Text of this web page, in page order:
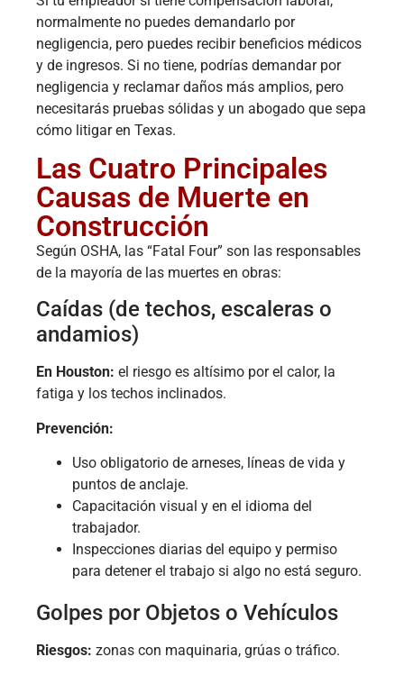
normalmente no puedes demandarlo por
negligencia, pero puedes recibir beneficios médicos
y de ingresos. Si no tiene, podrías demandar por
negligencia y reclamar daños más amplios, pero
necesitarás pruebas sólidas y un abogado que sepa
cómo litigar en Texas.
Las Cuatro Principales
Causas de Muerte en
Construcción
Según OSHA, las “Fatal Four” son las responsables
de la mayoría de las muertes en obras:
Caídas (de techos, escaleras o
andamios)
En Houston: el riesgo es altísimo por el calor, la
fatiga y los techos inclinados.
Prevención:
Uso obligatorio de arneses, líneas de vida y
puntos de anclaje.
Capacitación visual y en el idioma del
trabajador.
Inspecciones diarias del equipo y permiso
para detener el trabajo si algo no está seguro.
Golpes por Objetos o Vehículos
Riesgos: zonas con maquinaria, grúas o tráfico.